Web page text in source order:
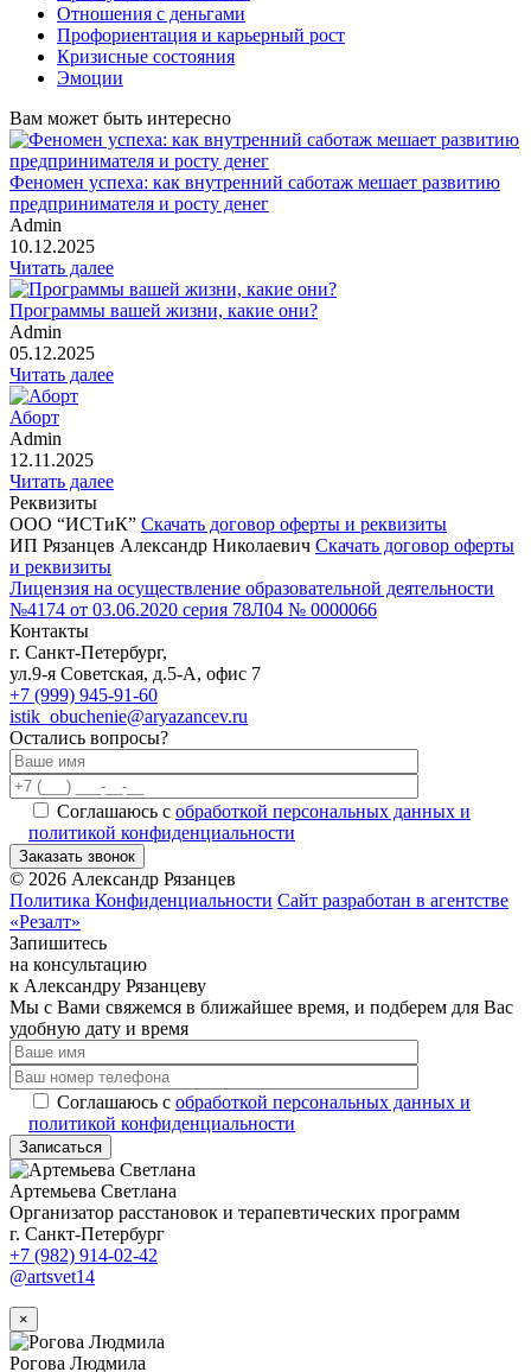
Отношения с деньгами
Профориентация и карьерный рост
Кризисные состояния
Эмоции
Вам может быть интересно
Феномен успеха: как внутренний саботаж мешает развитию
предпринимателя и росту денег
Admin
10.12.2025
Читать далее
Программы вашей жизни, какие они?
Admin
05.12.2025
Читать далее
Аборт
Admin
12.11.2025
Читать далее
Реквизиты
ООО “ИСТиК” Скачать договор оферты и реквизиты
ИП Рязанцев Александр Николаевич Скачать договор оферты
и реквизиты
Лицензия на осуществление образовательной деятельности
№4174 от 03.06.2020 серия 78Л04 № 0000066
Контакты
г. Санкт-Петербург,
ул.9-я Советская, д.5-А, офис 7
+7 (999) 945-91-60
istik_obuchenie@aryazancev.ru
Остались вопросы?
Соглашаюсь с обработкой персональных данных и
политикой конфиденциальности
Заказать звонок
© 2026 Александр Рязанцев
Политика Конфиденциальности Сайт разработан в агентстве
«Резалт»
Запишитесь
на консультацию
к Александру Рязанцеву
Мы с Вами свяжемся в ближайшее время, и подберем для Вас
удобную дату и время
Соглашаюсь с обработкой персональных данных и
политикой конфиденциальности
Записаться
Артемьева Светлана
Организатор расстановок и терапевтических программ
г. Санкт-Петербург
+7 (982) 914-02-42
@artsvet14
×
Рогова Людмила